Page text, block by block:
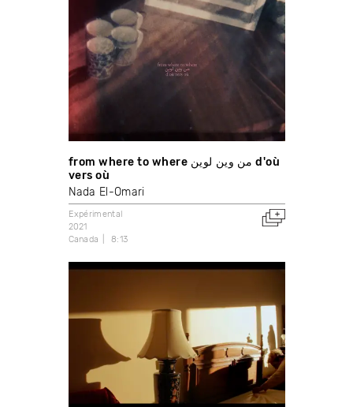
from where to where من وين لوين d'où
vers où
Nada El-Omari
Expérimental
2021
Canada
8:13